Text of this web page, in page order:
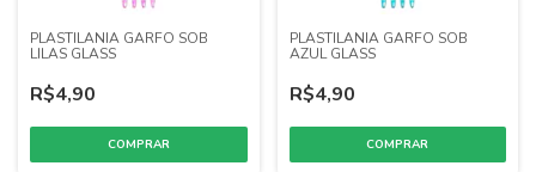
PLASTILANIA GARFO SOB
LILAS GLASS
R$4,90
PLASTILANIA GARFO SOB
AZUL GLASS
R$4,90